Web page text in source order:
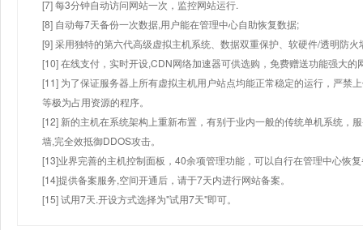
[7] 每3分钟自动访问网站一次，监控网站运行.
[8] 自动每7天备份一次数据,用户能在管理中心自助恢复数据;
[9] 采用独特的第六代高级虚拟主机系统、数据双重保护、软硬件/透明防火
[10] 在线支付，实时开设,CDN网络加速器可供选购，免费赠送功能强大
[11] 为了保证服务器上所有虚拟主机用户站点均能正常稳定的运行，严禁
等极为占用资源的程序。
[12] 新的主机在系统架构上重新布置，有别于业内一般的传统单机系统，
墙,完全效抵御DDOS攻击。
[13]业界完善的主机控制面板，40余项管理功能，可以自行在管理中心恢
[14]提供备案服务,空间开通后，请于7天内进行网站备案。
[15] 试用7天.开设方式选择为"试用7天"即可。